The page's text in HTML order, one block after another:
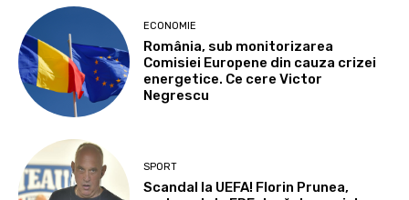
ECONOMIE
România, sub monitorizarea
Comisiei Europene din cauza crizei
energetice. Ce cere Victor
Negrescu
SPORT
Scandal la UEFA! Florin Prunea,